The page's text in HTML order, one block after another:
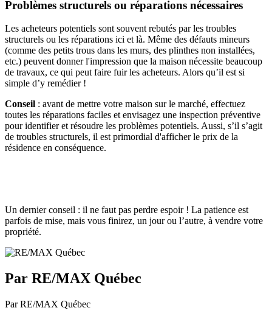
Problèmes structurels ou réparations nécessaires
Les acheteurs potentiels sont souvent rebutés par les troubles
structurels ou les réparations ici et là. Même des défauts mineurs
(comme des petits trous dans les murs, des plinthes non installées,
etc.) peuvent donner l'impression que la maison nécessite beaucoup
de travaux, ce qui peut faire fuir les acheteurs. Alors qu’il est si
simple d’y remédier !
Conseil : avant de mettre votre maison sur le marché, effectuez
toutes les réparations faciles et envisagez une inspection préventive
pour identifier et résoudre les problèmes potentiels. Aussi, s’il s’agit
de troubles structurels, il est primordial d'afficher le prix de la
résidence en conséquence.
Un dernier conseil : il ne faut pas perdre espoir ! La patience est
parfois de mise, mais vous finirez, un jour ou l’autre, à vendre votre
propriété.
Par RE/MAX Québec
Par RE/MAX Québec